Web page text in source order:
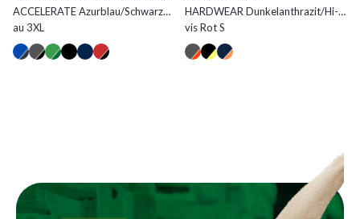
ACCELERATE Azurblau/Schwarzbl
au 3XL
HARDWEAR Dunkelanthrazit/Hi-
vis Rot S